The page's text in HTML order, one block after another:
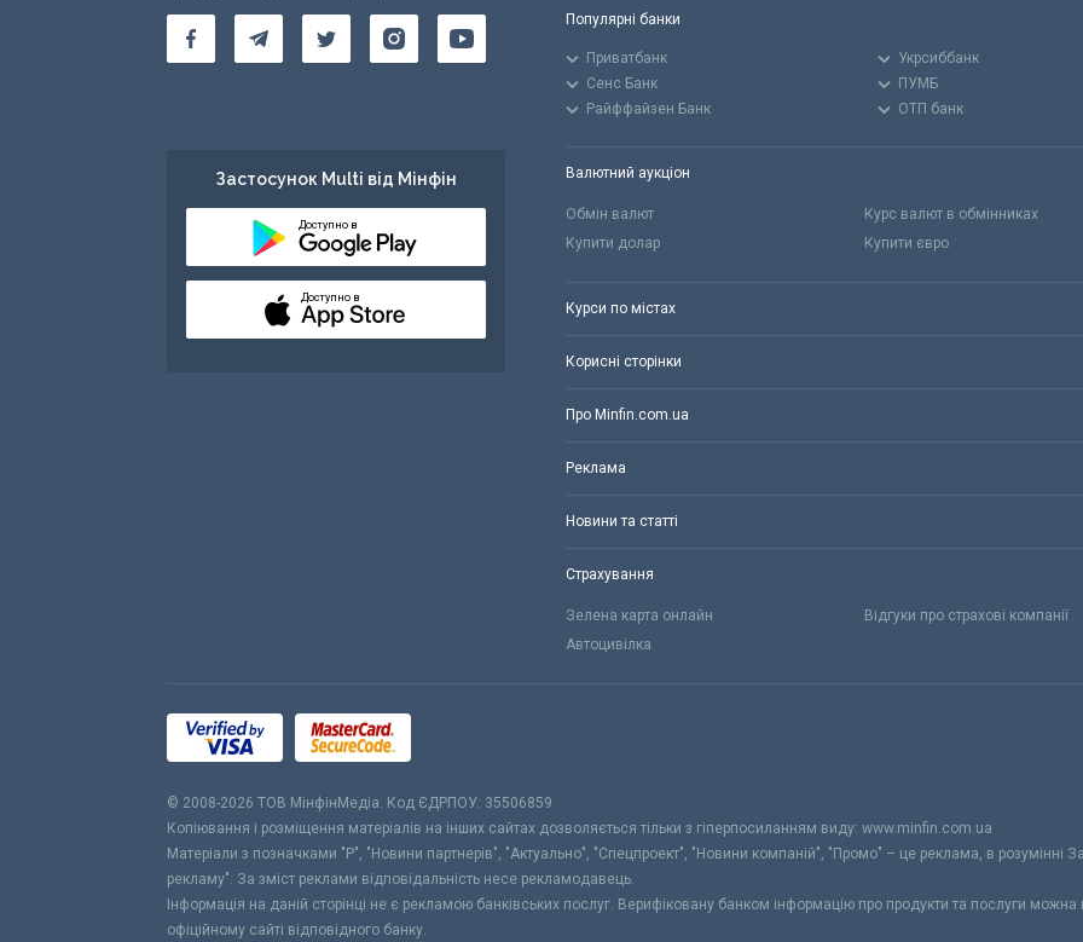
Застосунок Multi від Мінфін
Доступно в
Доступно в
Популярні банки
Приватбанк Укрсиббанк
Сенс Банк
ПУМБ
Райффайзен Банк
ОТП банк
Валютний аукціон
Обмін валют Курс валют в обмінниках
Купити долар
Купити євро
Курси по містах
Корисні сторінки
Про Minfin.com.ua
Реклама
Новини та статті
Страхування
Зелена карта онлайн Відгуки про страхові компанії
Автоцивілка
© 2008-2026 ТОВ МiнфiнМедiа. Код ЄДРПОУ: 35506859
Копіювання і розміщення матеріалів на інших сайтах дозволяється тільки з гіперпосиланням виду: www.minfin.com.ua
Матеріали з позначками "Р", "Новини партнерів", "Актуально", "Спецпроект", "Новини компаній", "Промо" – це реклама, в розумінні
рекламу". За зміст реклами відповідальність несе рекламодавець.
Інформація на даній сторінці не є рекламою банківських послуг. Верифіковану банком інформацію про продукти та послуги
офіційному сайті відповідного банку.